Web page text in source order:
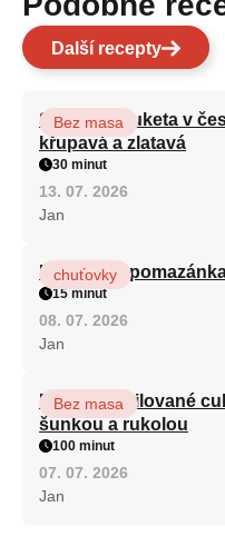
Další recepty
Smažená cuketa v
křupavá a zlatavá
Bez masa
30 minut
13. 07. 2026
Jan
Královská
chuťovky
15 minut
08. 07. 2026
Jan
Roláda z grilované
šunkou a rukolou
Bez masa
100 minut
07. 07. 2026
Jan